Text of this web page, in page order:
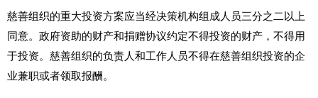
慈善组织的重大投资方案应当经决策机构组成人员三分之二以上
同意。政府资助的财产和捐赠协议约定不得投资的财产，不得用
于投资。慈善组织的负责人和工作人员不得在慈善组织投资的企
业兼职或者领取报酬。